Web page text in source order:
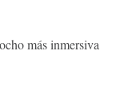
más inmersiva